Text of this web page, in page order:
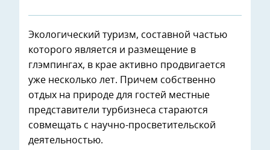
Экологический туризм, составной частью
которого является и размещение в
глэмпингах, в крае активно продвигается
уже несколько лет. Причем собственно
отдых на природе для гостей местные
представители турбизнеса стараются
совмещать с научно-просветительской
деятельностью.